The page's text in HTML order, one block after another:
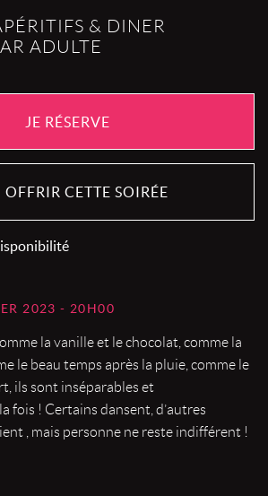
& DINER
ADULTE
JE RÉSERVE
OFFRIR CETTE SOIRÉE
2023 - 20H00
la vanille et le chocolat, comme la
le beau temps après la pluie, comme le
ils sont inséparables et
fois ! Certains dansent, d’autres
, mais personne ne reste indifférent !